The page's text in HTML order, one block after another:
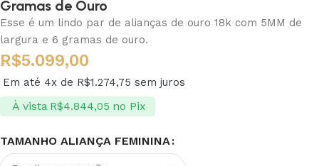
Gramas de Ouro
Esse é um lindo par de alianças de ouro 18k com 5MM de
largura e 6 gramas de ouro.
R$5.099,00
Em até 4x de R$1.274,75 sem juros
À vista R$4.844,05 no Pix
TAMANHO ALIANÇA FEMININA